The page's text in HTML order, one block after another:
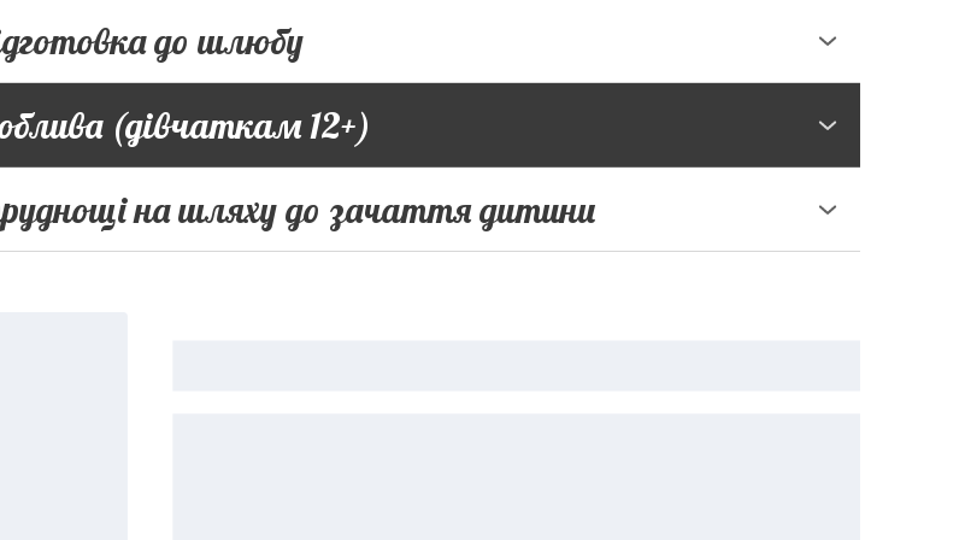
до шлюбу
(дівчаткам 12+)
на шляху до зачаття дитини
дитину на 8-10 тижні...". Чи лікує ст метод?